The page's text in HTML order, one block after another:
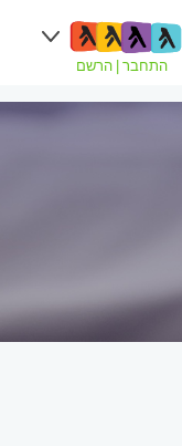
התחבר הרשם